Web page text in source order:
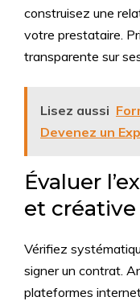
construisez une
votre prestataire.
transparente sur
Lisez aussi
Devenez un
Évaluer
et créative
Vérifiez
signer un contrat.
plateformes